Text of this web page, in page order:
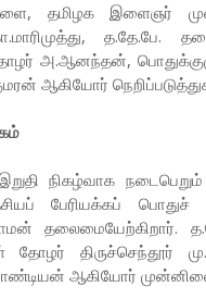
தமிழக இளைஞர்
த.தே.பே.
அ.ஆனந்தன்,
ஆகியோர்
நிகழ்வாக
பேரியக்கப்
தலைமையேற்கிறார்.
தோழர் திருச்செந்தூர்
ஆகியோர்